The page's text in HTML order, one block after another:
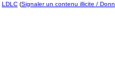
LDLC (Signaler un contenu illicite /